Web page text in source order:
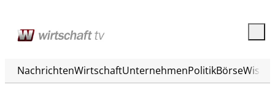
NachrichtenWirtschaftUnternehmenPolitikBörse